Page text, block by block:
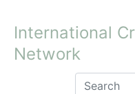
International
Network